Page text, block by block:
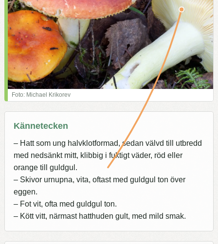
Foto: Michael Krikorev
Kännetecken
– Hatt som ung halvklotformad, sedan välvd till utbredd
med nedsänkt mitt, klibbig i fuktigt väder, röd eller
orange till guldgul.
– Skivor urnupna, vita, oftast med guldgul ton över
eggen.
– Fot vit, ofta med guldgul ton.
– Kött vitt, närmast hatthuden gult, med mild smak.